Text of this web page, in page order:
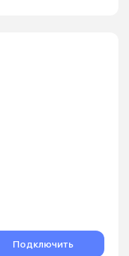
Подключить